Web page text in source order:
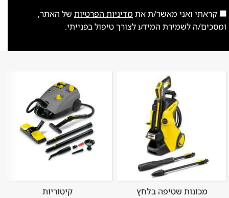
קראתי ואני מאשר/ת את מדיניות הפרטיות של האתר,
ומסכים/ה לשמירת המידע לצורך טיפול בפנייתי.
מכונות שטיפה בלחץ קיטוריות